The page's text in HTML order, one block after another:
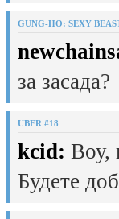
GUNG-HO: SEXY
за засада?
UBER #18
kcid: Воу,
Будете